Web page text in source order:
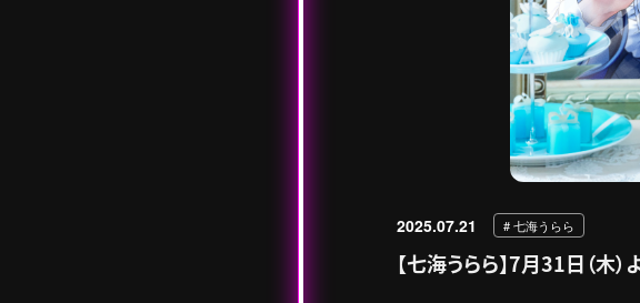
2025.07.21 # 七海うらら
【七海うらら】7月31日（木